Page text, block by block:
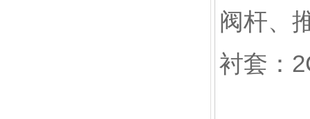
阀杆、
衬套：